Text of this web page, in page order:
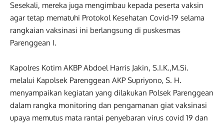
Sesekali, mereka juga mengimbau kepada peserta vaksin
agar tetap mematuhi Protokol Kesehatan Covid-19 selama
rangkaian vaksinasi ini berlangsung di puskesmas
Parenggean I.
Kapolres Kotim AKBP Abdoel Harris Jakin, S.I.K.,M.Si.
melalui Kapolsek Parenggean AKP Supriyono, S. H.
menyampaikan kegiatan yang dilakukan Polsek Parenggean
dalam rangka monitoring dan pengamanan giat vaksinasi
upaya memutus mata rantai penyebaran virus covid 19 dan